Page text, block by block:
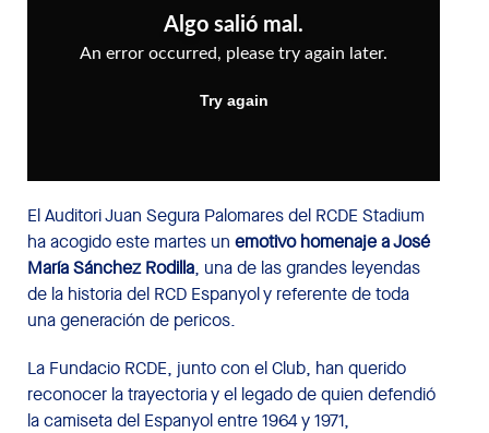
El Auditori Juan Segura Palomares del RCDE Stadium
ha acogido este martes un emotivo homenaje a José
María Sánchez Rodilla, una de las grandes leyendas
de la historia del RCD Espanyol y referente de toda
una generación de pericos.
La Fundacio RCDE, junto con el Club, han querido
reconocer la trayectoria y el legado de quien defendió
la camiseta del Espanyol entre 1964 y 1971,